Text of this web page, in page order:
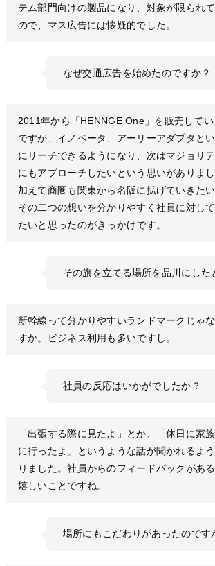
テム部門向けの製品になり、対象が限られ
ので、マス広告には懐疑的でした。
なぜ交通広告を始めたのですか？
2011年から「HENNGE One」を販売して
ですが、イノベータ、アーリーアダプタと
にリーチできるようになり、次はマジョリ
にもアプローチしたいという思いがありまし
加えて商圏も関東から名阪に拡げていきたい
その二つの想いを分かりやすく社員に対し
たいと思ったのがきっかけです。
その旗を立てる場所を品川にした
新幹線って分かりやすいランドマークじゃ
すか。ビジネス利用も多いですし。
社員の反応はいかがでしたか？
「出張する際に見たよ」とか、「休日に家
に行ったよ」というような話が聞かれるよ
りました。社員からのフィードバックがあ
嬉しいことですね。
場所にもこだわりがあったのです